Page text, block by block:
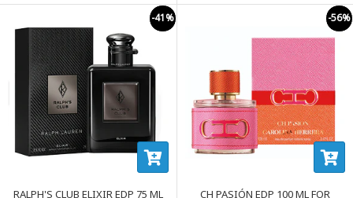
-41%
RALPH'S CLUB ELIXIR EDP 75 ML
-56%
CH PASIÓN EDP 100 ML FOR